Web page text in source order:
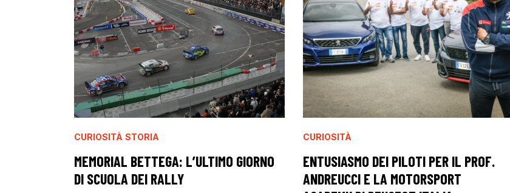
CURIOSITÀ STORIA
MEMORIAL BETTEGA: L’ULTIMO GIORNO
DI SCUOLA DEI RALLY
CURIOSITÀ
ENTUSIASMO DEI PILOTI PER IL PROF.
ANDREUCCI E LA MOTORSPORT